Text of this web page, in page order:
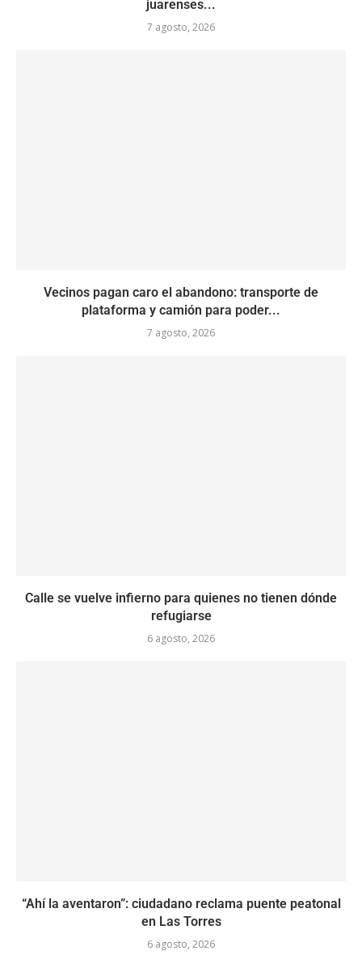
juarenses...
7 agosto, 2026
Vecinos pagan caro el abandono: transporte de
plataforma y camión para poder...
7 agosto, 2026
Calle se vuelve infierno para quienes no tienen dónde
refugiarse
6 agosto, 2026
“Ahí la aventaron”: ciudadano reclama puente peatonal
en Las Torres
6 agosto, 2026